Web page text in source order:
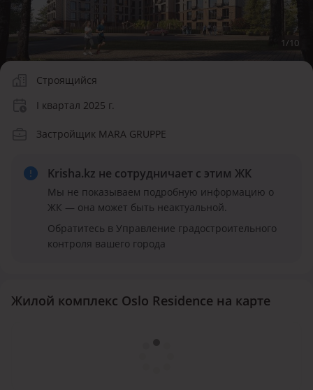
1/10
Строящийся
I квартал 2025 г.
Застройщик MARA GRUPPE
Krisha.kz не сотрудничает с этим ЖК
Мы не показываем подробную информацию о
ЖК — она может быть неактуальной.
Обратитесь в Управление градостроительного
контроля вашего города
Жилой комплекс Oslo Residence на карте